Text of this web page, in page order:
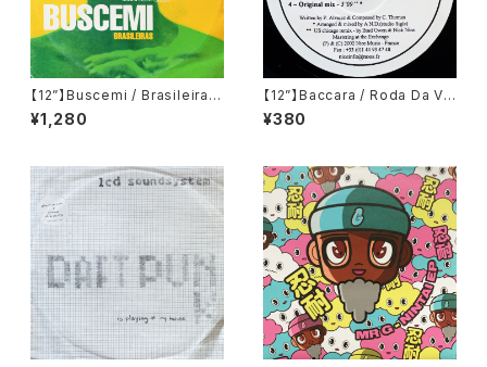
【12”】Buscemi / Brasileiras
(Downsall Plastics) (DSL 0
42)
¥1,280
【12”】Baccara / Roda Da Vi
da (Nice Music) (NVN 630
00)
¥380